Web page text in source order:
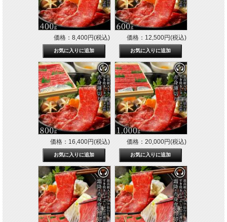
価格：8,400円(税込) 価格：12,500円(税込)
価格：16,400円(税込) 価格：20,000円(税込)